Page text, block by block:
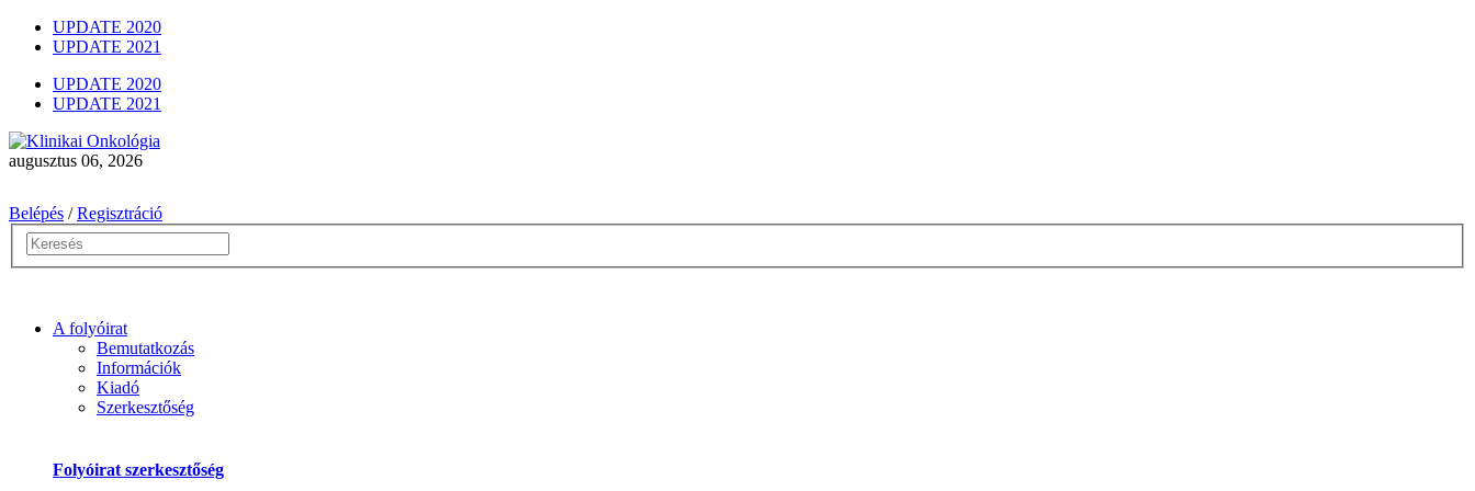
UPDATE 2020
UPDATE 2021
UPDATE 2020
UPDATE 2021
augusztus 06, 2026
Belépés / Regisztráció
A folyóirat
Bemutatkozás
Információk
Kiadó
Szerkesztőség
Folyóirat szerkesztőség